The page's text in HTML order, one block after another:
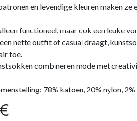
en levendige kleuren maken ze
functioneel, maar ook een leuke
nette outfit of casual draagt,
toe.
combineren mode met
78% katoen, 20% nylon, 2%
€